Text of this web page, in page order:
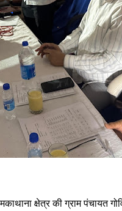
क्षेत्र की ग्राम पंचायत